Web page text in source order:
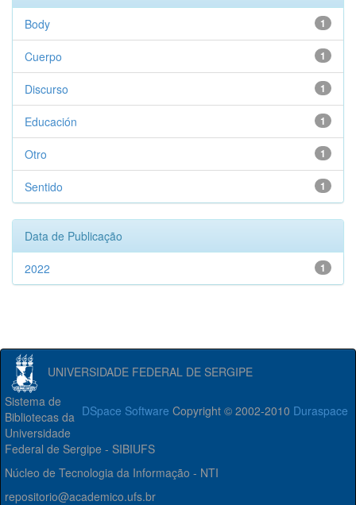
1
Body
1
Cuerpo
1
Discurso
1
Educación
1
Otro
1
Sentido
Data de Publicação
1
2022
UNIVERSIDADE FEDERAL DE SERGIPE
DSpace Software Copyright © 2002-2010 Duraspace
Sistema de
Bibliotecas da
Universidade
Federal de Sergipe - SIBIUFS
Núcleo de Tecnologia da Informação - NTI
repositorio@academico.ufs.br